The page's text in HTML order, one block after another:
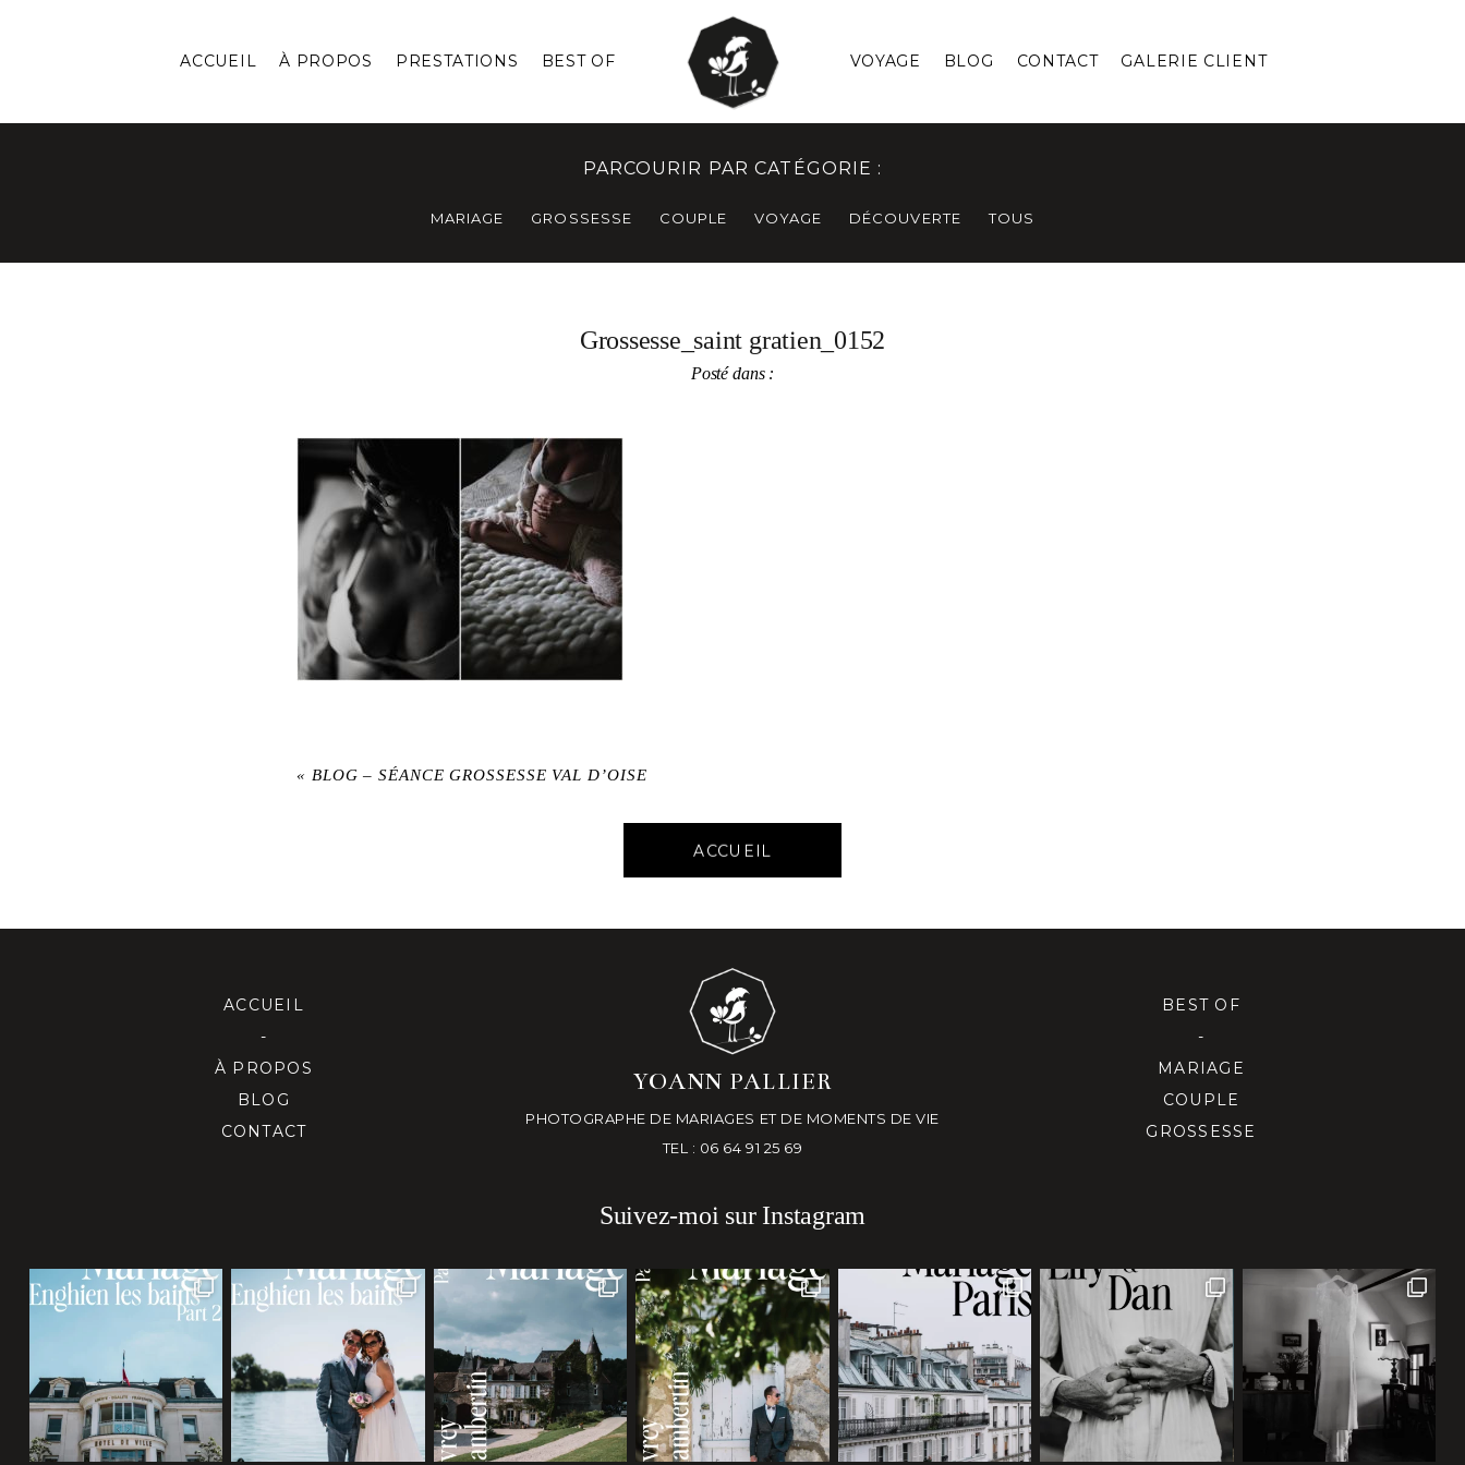
ACCUEIL À PROPOS PRESTATIONS BEST OF VOYAGE BLOG CONTACT GALERIE CLIENT
PARCOURIR PAR CATÉGORIE :
MARIAGE GROSSESSE COUPLE VOYAGE DÉCOUVERTE TOUS
Grossesse_saint gratien_0152
Posté dans :
« BLOG – SÉANCE GROSSESSE VAL D’OISE
ACCUEIL
ACCUEIL
-
À PROPOS
BLOG
CONTACT
YOANN PALLIER
PHOTOGRAPHE DE MARIAGES ET DE MOMENTS DE VIE
TEL : 06 64 91 25 69
BEST OF
-
MARIAGE
COUPLE
GROSSESSE
Suivez-moi sur Instagram